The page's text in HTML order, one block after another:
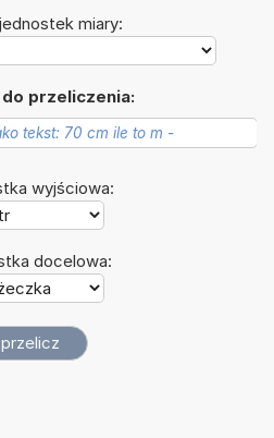
miary:
przeliczenia:
wyjściowa:
docelowa: